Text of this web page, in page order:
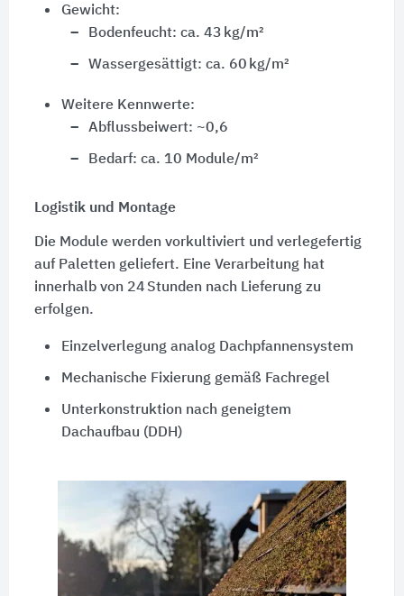
Gewicht:
Bodenfeucht: ca. 43 kg/m²
Wassergesättigt: ca. 60 kg/m²
Weitere Kennwerte:
Abflussbeiwert: ~0,6
Bedarf: ca. 10 Module/m²
Logistik und Montage
Die Module werden vorkultiviert und verlegefertig
auf Paletten geliefert. Eine Verarbeitung hat
innerhalb von 24 Stunden nach Lieferung zu
erfolgen.
Einzelverlegung analog Dachpfannensystem
Mechanische Fixierung gemäß Fachregel
Unterkonstruktion nach geneigtem
Dachaufbau (DDH)